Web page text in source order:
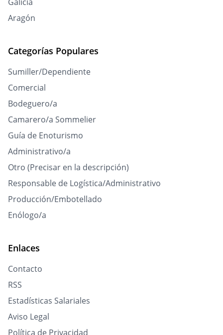
Aragón
Categorías Populares
Sumiller/Dependiente
Comercial
Bodeguero/a
Camarero/a Sommelier
Guía de Enoturismo
Administrativo/a
Otro (Precisar en la descripción)
Responsable de Logística/Administrativo
Producción/Embotellado
Enólogo/a
Enlaces
Contacto
RSS
Estadísticas Salariales
Aviso Legal
Política de Privacidad